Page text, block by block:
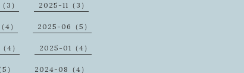
3） 2025-11（3）
） 2025-06（5）
4） 2025-01（4）
） 2024-08（4）